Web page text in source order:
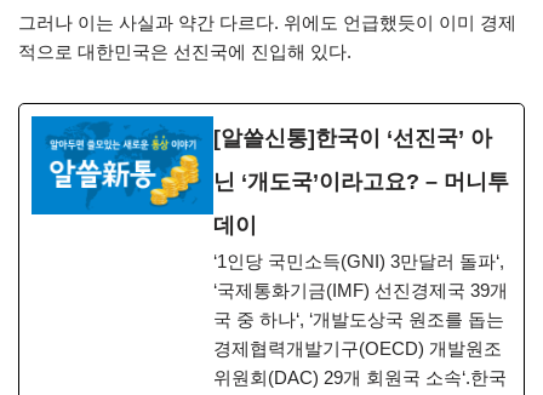
그러나 이는 사실과 약간 다르다. 위에도 언급했듯이 이미 경제
적으로 대한민국은 선진국에 진입해 있다.
[알쓸신통]한국이 ‘선진국’ 아
닌 ‘개도국’이라고요? – 머니투
데이
‘1인당 국민소득(GNI) 3만달러 돌파‘,
‘국제통화기금(IMF) 선진경제국 39개
국 중 하나‘, ‘개발도상국 원조를 돕는
경제협력개발기구(OECD) 개발원조
위원회(DAC) 29개 회원국 소속‘.한국